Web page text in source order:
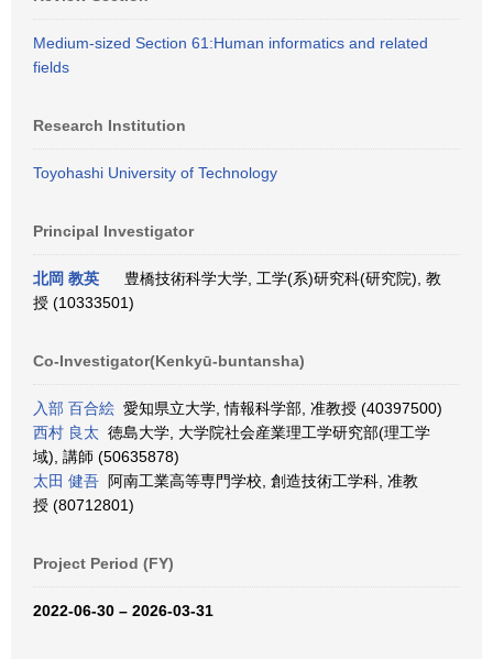
Medium-sized Section 61:Human informatics and related
fields
Research Institution
Toyohashi University of Technology
Principal Investigator
北岡 教英
豊橋技術科学大学, 工学(系)研究科(研究院), 教
授 (10333501)
Co-Investigator(Kenkyū-buntansha)
入部 百合絵 愛知県立大学, 情報科学部, 准教授 (40397500)
西村 良太 徳島大学, 大学院社会産業理工学研究部(理工学
域), 講師 (50635878)
太田 健吾 阿南工業高等専門学校, 創造技術工学科, 准教
授 (80712801)
Project Period (FY)
2022-06-30 – 2026-03-31